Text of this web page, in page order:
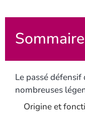
Sommaire
Le passé
nombreuses
Origine et